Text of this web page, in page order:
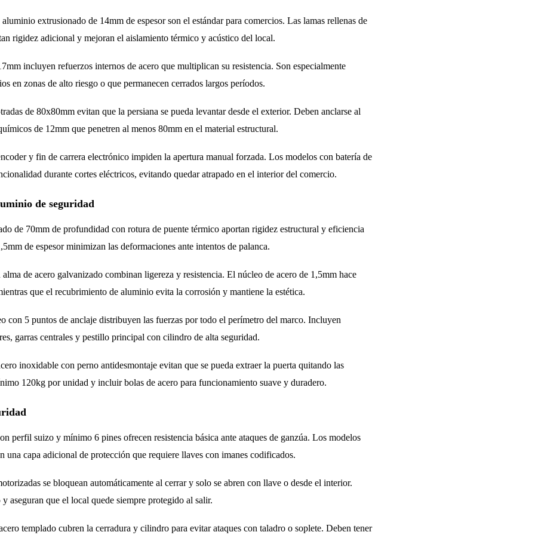
extrusionado de 14mm de espesor son el estándar para comercios. Las lamas rellenas de
rigidez adicional y mejoran el aislamiento térmico y acústico del local.
incluyen refuerzos internos de acero que multiplican su resistencia. Son especialmente
en zonas de alto riesgo o que permanecen cerrados largos períodos.
de 80x80mm evitan que la persiana se pueda levantar desde el exterior. Deben anclarse al
de 12mm que penetren al menos 80mm en el material estructural.
y fin de carrera electrónico impiden la apertura manual forzada. Los modelos con batería de
durante cortes eléctricos, evitando quedar atrapado en el interior del comercio.
de seguridad
de 70mm de profundidad con rotura de puente térmico aportan rigidez estructural y eficiencia
de espesor minimizan las deformaciones ante intentos de palanca.
de acero galvanizado combinan ligereza y resistencia. El núcleo de acero de 1,5mm hace
que el recubrimiento de aluminio evita la corrosión y mantiene la estética.
con 5 puntos de anclaje distribuyen las fuerzas por todo el perímetro del marco. Incluyen
garras centrales y pestillo principal con cilindro de alta seguridad.
inoxidable con perno antidesmontaje evitan que se pueda extraer la puerta quitando las
120kg por unidad y incluir bolas de acero para funcionamiento suave y duradero.
perfil suizo y mínimo 6 pines ofrecen resistencia básica ante ataques de ganzúa. Los modelos
una capa adicional de protección que requiere llaves con imanes codificados.
se bloquean automáticamente al cerrar y solo se abren con llave o desde el interior.
aseguran que el local quede siempre protegido al salir.
templado cubren la cerradura y cilindro para evitar ataques con taladro o soplete. Deben tener